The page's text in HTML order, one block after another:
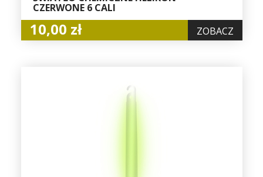
CZERWONE 6 CALI
10,00 zł ZOBACZ